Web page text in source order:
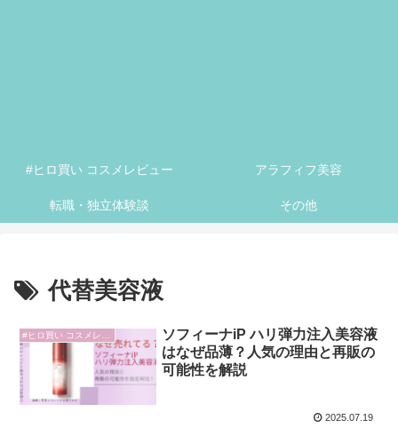
#ヒロ買い コスメレビュー アラフィフ美容
転職・独立体験談 その他
代替美容液
ソフィーナiP ハリ弾力注入美容液
はなぜ品薄？人気の理由と再販の
可能性を解説
2025.07.19